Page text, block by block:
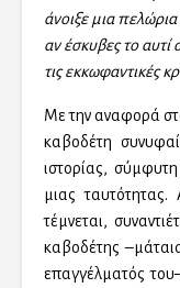
άνοιξε μια
αν έσκυβες το αυτί
τις εκκωφαντικές
Με την αναφορά
καβοδέτη
ιστορίας,
μιας
τέμνεται,
καβοδέτης
επαγγέλματός